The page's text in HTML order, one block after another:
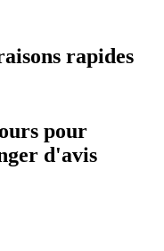
rapides
pour
d'avis